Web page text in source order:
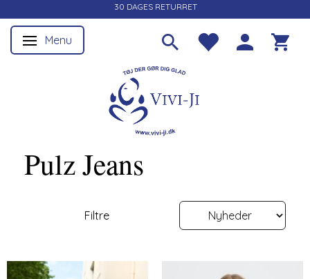
30 DAGES RETURRET
Skifte navigation
Menu
Pulz Jeans
Filtre